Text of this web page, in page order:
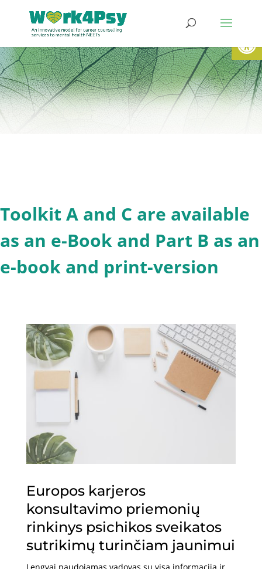
Toolkit A and C are available
as an e-Book and Part B as an
e-book and print-version
Europos karjeros
konsultavimo priemonių
rinkinys psichikos sveikatos
sutrikimų turinčiam jaunimui